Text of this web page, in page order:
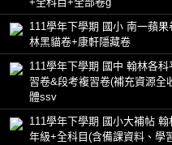
111學年下學期 國小 南一蘋果
林黑貓卷+康軒隱藏卷
111學年下學期 國中 翰林各科
習卷&段考複習卷(補充資源全
體ssv
111學年下學期 國小大補帖 翰
年級+全科目(含備課資料、學